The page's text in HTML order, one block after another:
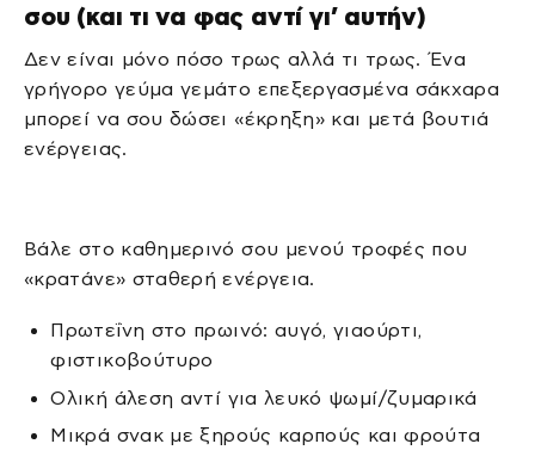
σου (και τι να φας αντί γι’ αυτήν)
Δεν είναι μόνο πόσο τρως αλλά τι τρως. Ένα
γρήγορο γεύμα γεμάτο επεξεργασμένα σάκχαρα
μπορεί να σου δώσει «έκρηξη» και μετά βουτιά
ενέργειας.
Βάλε στο καθημερινό σου μενού τροφές που
«κρατάνε» σταθερή ενέργεια.
Πρωτεΐνη στο πρωινό: αυγό, γιαούρτι,
φιστικοβούτυρο
Ολική άλεση αντί για λευκό ψωμί/ζυμαρικά
Μικρά σνακ με ξηρούς καρπούς και φρούτα